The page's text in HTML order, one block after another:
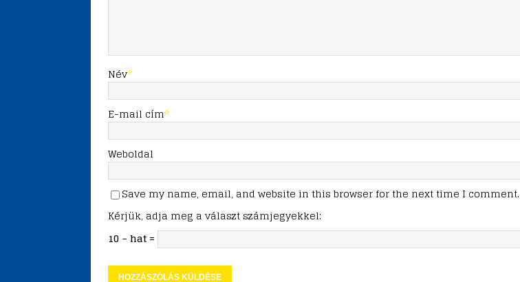
Név*
E-mail cím*
Weboldal
Save my name, email, and website in this browser for the next time I comment.
Kérjük, adja meg a választ számjegyekkel:
10 − hat =